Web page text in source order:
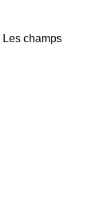
Les champs